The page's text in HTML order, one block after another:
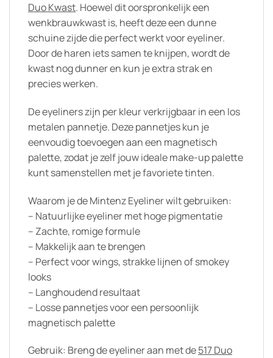
Duo Kwast. Hoewel dit oorspronkelijk een
wenkbrauwkwast is, heeft deze een dunne
schuine zijde die perfect werkt voor eyeliner.
Door de haren iets samen te knijpen, wordt de
kwast nog dunner en kun je extra strak en
precies werken.
De eyeliners zijn per kleur verkrijgbaar in een los
metalen pannetje. Deze pannetjes kun je
eenvoudig toevoegen aan een magnetisch
palette, zodat je zelf jouw ideale make-up palette
kunt samenstellen met je favoriete tinten.
Waarom je de Mintenz Eyeliner wilt gebruiken:
– Natuurlijke eyeliner met hoge pigmentatie
– Zachte, romige formule
– Makkelijk aan te brengen
– Perfect voor wings, strakke lijnen of smokey
looks
– Langhoudend resultaat
– Losse pannetjes voor een persoonlijk
magnetisch palette
Gebruik: Breng de eyeliner aan met de517 Duo